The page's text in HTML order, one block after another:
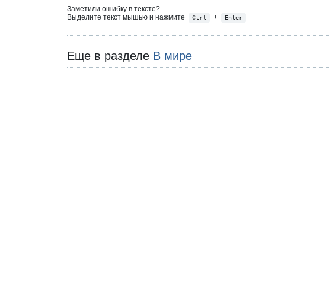
Заметили ошибку в тексте?
Выделите текст мышью и нажмите
Ctrl + Enter
Еще в разделе В мире